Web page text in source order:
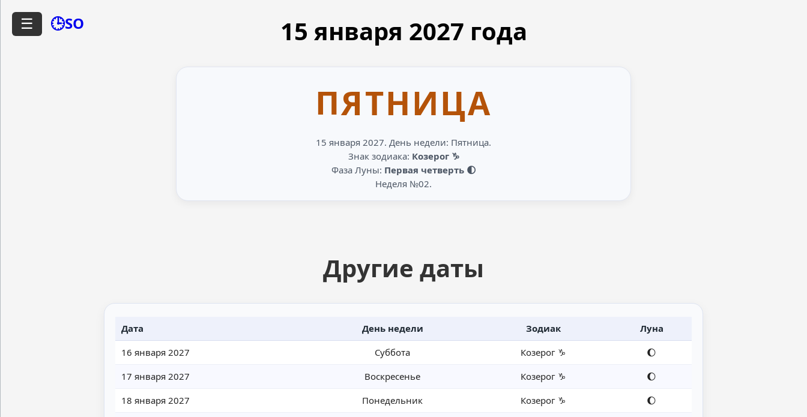
☰ 🕒SO 15 января 2027 года
ПЯТНИЦА
15 января 2027. День недели: Пятница.
Знак зодиака: Козерог ♑
Фаза Луны: Первая четверть 🌓
Неделя №02.
Другие даты
Дата День недели Зодиак
Луна
16 января 2027
Суббота Козерог ♑
🌔
17 января 2027
Воскресенье Козерог ♑
🌔
18 января 2027
Понедельник Козерог ♑
🌔